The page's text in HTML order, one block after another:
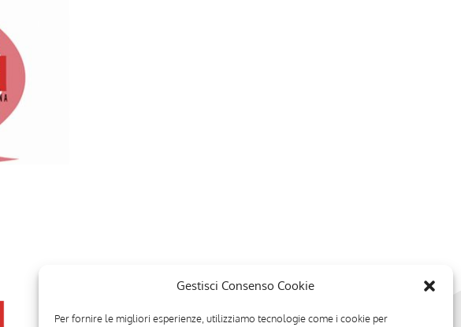
Gestisci Consenso Cookie
Per fornire le migliori esperienze, utilizziamo tecnologie come i cookie per